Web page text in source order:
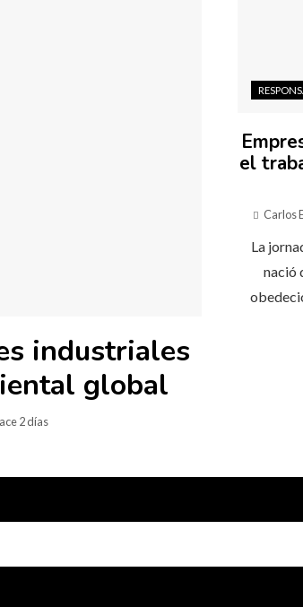
industriales
global
2 días
el
Carlos
La
nació